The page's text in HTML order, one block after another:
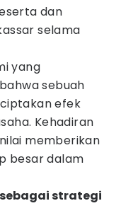
dan
selama
yang
sebuah
efek
Kehadiran
memberikan
besar dalam
strategi